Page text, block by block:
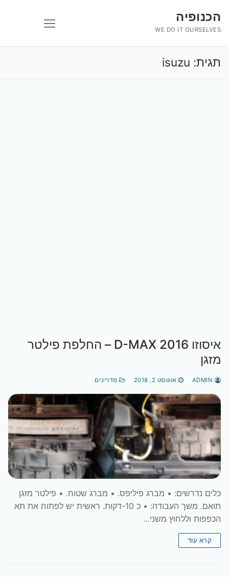
לתוכןהכנופיה
WE DO IT OURSELVES
תגית: isuzu
איסוזו D-MAX 2016 – החלפת פילטר
מזגן
אוגוסט 2, 2018 מדריכים
כלים נדרשים: • מברג פיליפס. • מברג שטוח. • פילטר מזגן
תואם. משך העבודה: • כ 10-דקות. ראשית יש לפתוח את תא
הכפפות וללחוץ משני…
קרא עוד